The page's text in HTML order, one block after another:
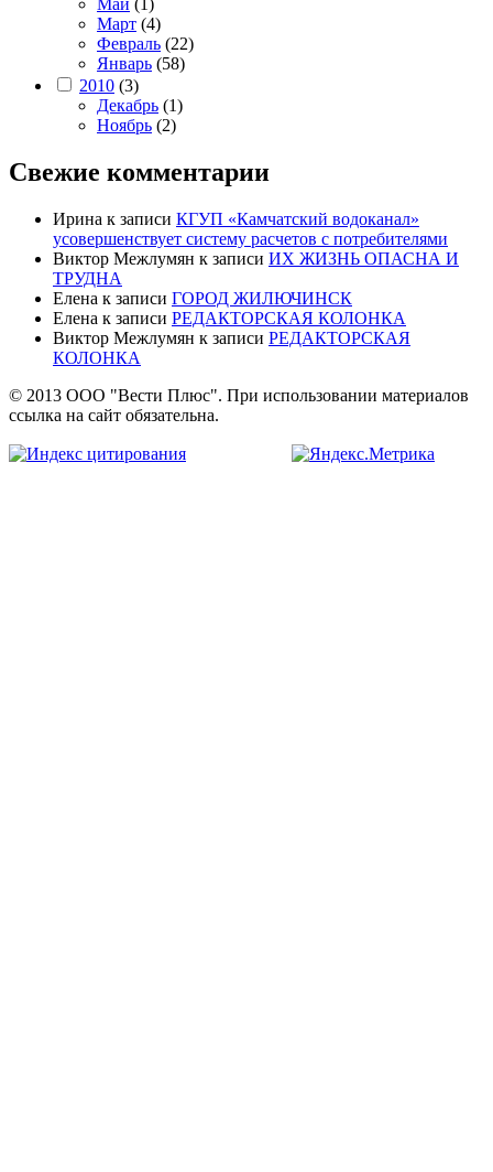
Май (1)
Март (4)
Февраль (22)
Январь (58)
2010 (3)
Декабрь (1)
Ноябрь (2)
Свежие комментарии
Ирина к записи КГУП «Камчатский водоканал»
усовершенствует систему расчетов с потребителями
Виктор Межлумян к записи ИХ ЖИЗНЬ ОПАСНА И
ТРУДНА
Елена к записи ГОРОД ЖИЛЮЧИНСК
Елена к записи РЕДАКТОРСКАЯ КОЛОНКА
Виктор Межлумян к записи РЕДАКТОРСКАЯ
КОЛОНКА
© 2013 ООО "Вести Плюс". При использовании материалов
ссылка на сайт обязательна.